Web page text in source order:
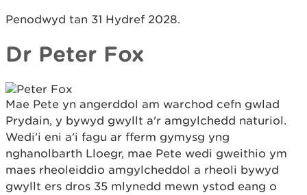
Penodwyd tan 31 Hydref 2028.
Dr Peter Fox
Mae Pete yn angerddol am warchod cefn gwlad
Prydain, y bywyd gwyllt a'r amgylchedd naturiol.
Wedi'i eni a'i fagu ar fferm gymysg yng
nghanolbarth Lloegr, mae Pete wedi gweithio ym
maes rheoleiddio amgylcheddol a rheoli bywyd
gwyllt ers dros 35 mlynedd mewn ystod eang o